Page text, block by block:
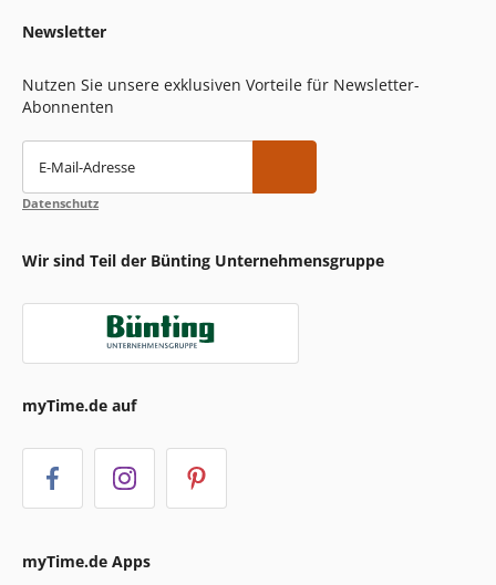
Newsletter
Nutzen Sie unsere exklusiven Vorteile für Newsletter-
Abonnenten
E-Mail-Adresse
Datenschutz
Wir sind Teil der Bünting Unternehmensgruppe
myTime.de auf
myTime.de Apps